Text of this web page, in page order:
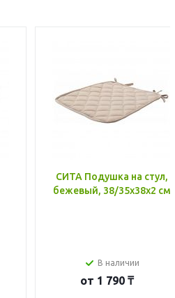
СИТА Подушка на стул,
бежевый, 38/35x38x2 см
В наличии
от 1 790 ₸